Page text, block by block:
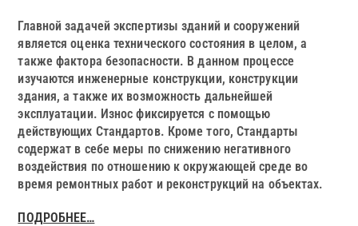
Главной задачей экспертизы зданий и сооружений
является оценка технического состояния в целом, а
также фактора безопасности. В данном процессе
изучаются инженерные конструкции, конструкции
здания, а также их возможность дальнейшей
эксплуатации. Износ фиксируется с помощью
действующих Стандартов. Кроме того, Стандарты
содержат в себе меры по снижению негативного
воздействия по отношению к окружающей среде во
время ремонтных работ и реконструкций на объектах.
ПОДРОБНЕЕ…